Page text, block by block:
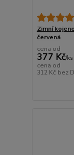
Zimní
červená
cena od
377 Kč/ks
cena od
312 Kč bez